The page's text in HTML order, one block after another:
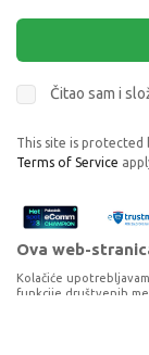
Čitao sam i
This site is protected
Terms of Service
Ova web-
Kolačiće
funkcije društvenih
upotrebi naše web-
oglašavanje i analizu,
pružili ili koje su